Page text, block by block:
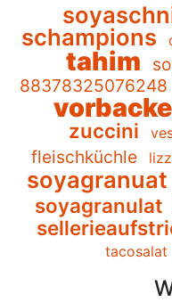
schampions
tahim
88378325076248
zuccini
fleischküchle
soyagranuat
soyagranulat
tacosalat